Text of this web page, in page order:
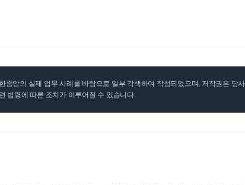
중앙의 실제 업무 사례를 바탕으로 일부 각색하여 작성되었으며, 저작권은 당
법령에 따른 조치가 이루어질 수 있습니다.